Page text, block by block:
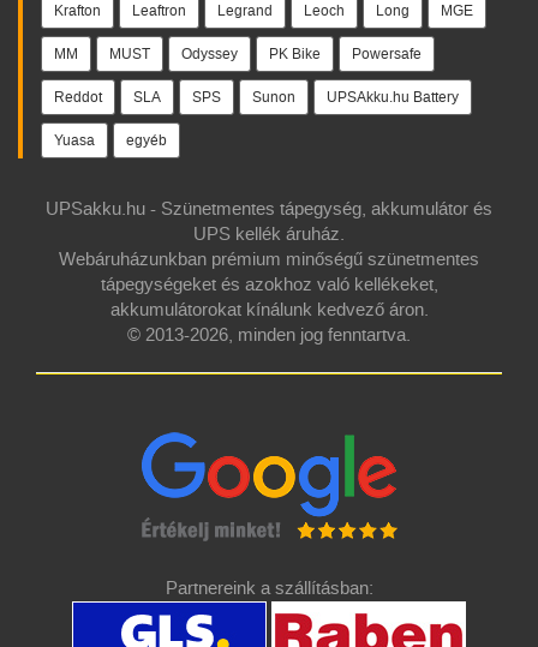
Krafton Leaftron Legrand Leoch Long MGE
MM MUST Odyssey PK Bike Powersafe
Reddot SLA SPS Sunon UPSAkku.hu Battery
Yuasa egyéb
UPSakku.hu - Szünetmentes tápegység, akkumulátor és
UPS kellék áruház.
Webáruházunkban prémium minőségű szünetmentes
tápegységeket és azokhoz való kellékeket,
akkumulátorokat kínálunk kedvező áron.
© 2013-2026, minden jog fenntartva.
Partnereink a szállításban: